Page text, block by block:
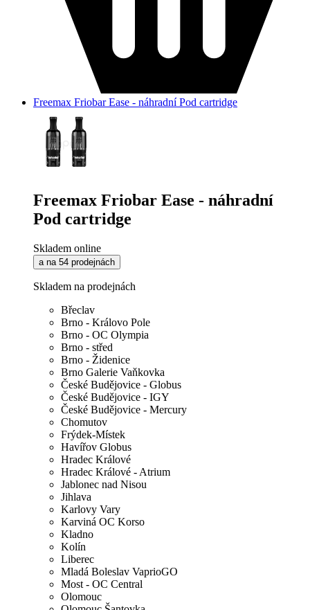
Freemax Friobar Ease - náhradní Pod cartridge
Freemax Friobar Ease - náhradní
Pod cartridge
Skladem online
a na 54 prodejnách
Skladem na prodejnách
Břeclav
Brno - Královo Pole
Brno - OC Olympia
Brno - střed
Brno - Židenice
Brno Galerie Vaňkovka
České Budějovice - Globus
České Budějovice - IGY
České Budějovice - Mercury
Chomutov
Frýdek-Místek
Havířov Globus
Hradec Králové
Hradec Králové - Atrium
Jablonec nad Nisou
Jihlava
Karlovy Vary
Karviná OC Korso
Kladno
Kolín
Liberec
Mladá Boleslav VaprioGO
Most - OC Central
Olomouc